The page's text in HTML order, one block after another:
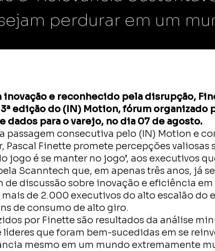
perdurar em um
inovação e reconhecido pela disrupção,
edição do (IN) Motion, fórum organizado
para o varejo, no dia 07 de agosto.
passagem consecutiva pelo (IN) Motion e
Pascal Finette promete percepções valiosas
jogo é se manter no jogo’, aos executivos
Scanntech que, em apenas três anos, já
discussão sobre inovação e eficiência em
de 2.000 executivos do alto escalão do
de consumo de alto giro.
por Finette são resultados da análise
líderes que foram bem-sucedidas em se
mesmo em um mundo extremamente